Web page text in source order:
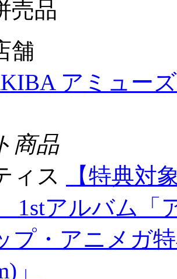
(税込)
了
（音楽）/ TV
ル・サウンド
(税込) 165ポイ
03発売
品